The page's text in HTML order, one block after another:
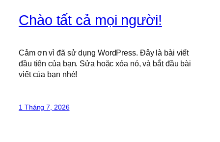
Chào tất cả mọi người!
Cảm ơn vì đã sử dụng WordPress. Đây là bài viết
đầu tiên của bạn. Sửa hoặc xóa nó, và bắt đầu bài
viết của bạn nhé!
1 Tháng 7, 2026